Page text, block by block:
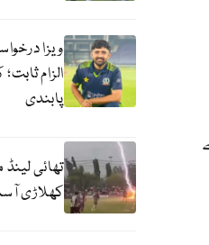
ویزا
پابندی
تھائی
کھلاڑی